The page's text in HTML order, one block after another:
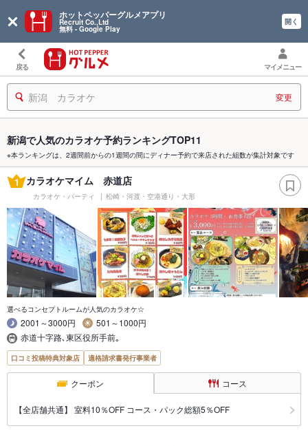
ホットペッパーグルメアプリ
Recruit Co.,Ltd
無料 - Google Play
開く
戻る マイメニュー
新潟 カラオケ 変更
新潟で人気のカラオケ予約ランキングTOP11
※本ランキングは、2週間前からの1週間の間にディナー予約で来店された組数が集計対象です
1 カラオケマイム 赤道店
カラオケ・パーティ 松崎・河渡・空港通り・大形
選べるコンセプトルームが人気のカラオケ☆
2001～3000円
501～1000円
赤道十字路､東区役所手前｡
口コミ投稿特典対象店 適格請求書発行事業者
クーポン コース
【全店舗共通】 室料10％OFF コース・パック総額5％OFF